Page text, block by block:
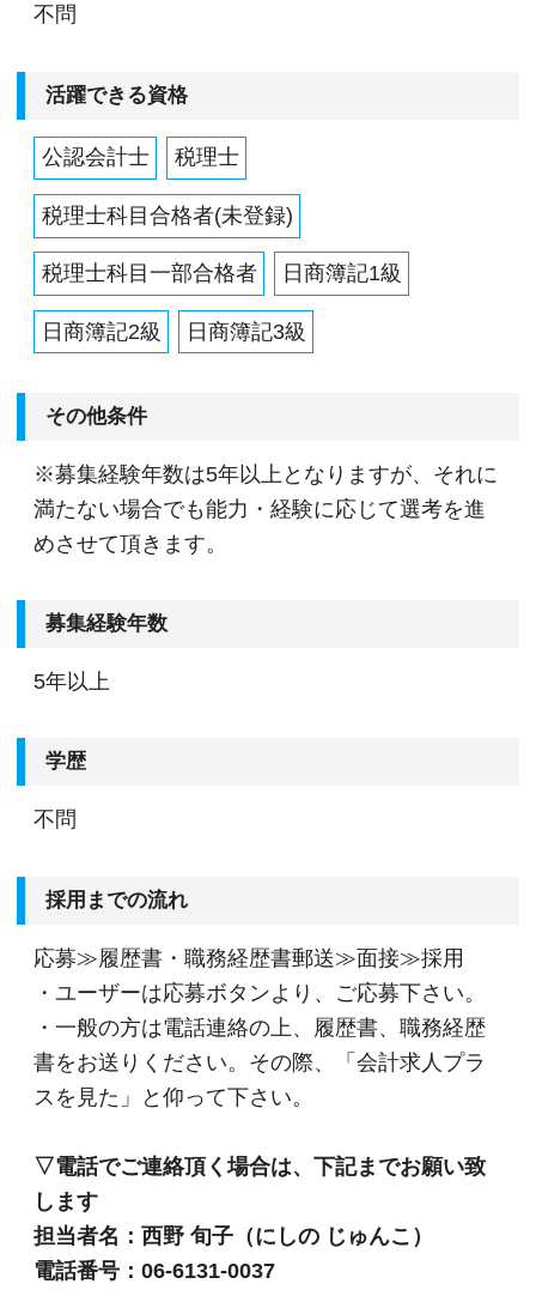
す。
ロジェクトリーダー」に就けます。
用意しており、課長になると2～4名のメンバーを
マネジメントしながら案件を差配できます。
【経験を活かしながら資格取得も可能！】
税理士や会計士などの資格取得を全力でフォロー
しています。
仕事終わりに学校や講座に通うことが可能で、平
当法人の今の環境があるからこそ試験前にまとま
った休暇を取ることができ、試験の合格へ向けて
定期的な研修を実施しています。
目標の資格取得を達成できた社員には、祝い金や
不問
活躍できる資格
公認会計士 税理士
税理士科目合格者(未登録)
税理士科目一部合格者 日商簿記1級
日商簿記2級 日商簿記3級
その他条件
※募集経験年数は5年以上となりますが、それに
満たない場合でも能力・経験に応じて選考を進
めさせて頂きます。
募集経験年数
5年以上
学歴
不問
採用までの流れ
応募≫履歴書・職務経歴書郵送≫面接≫採用
・ユーザーは応募ボタンより、ご応募下さい。
・一般の方は電話連絡の上、履歴書、職務経歴
書をお送りください。その際、「会計求人プラ
スを見た」と仰って下さい。
▽電話でご連絡頂く場合は、下記までお願い致
します
担当者名：西野 旬子（にしの じゅんこ）
電話番号：06-6131-0037